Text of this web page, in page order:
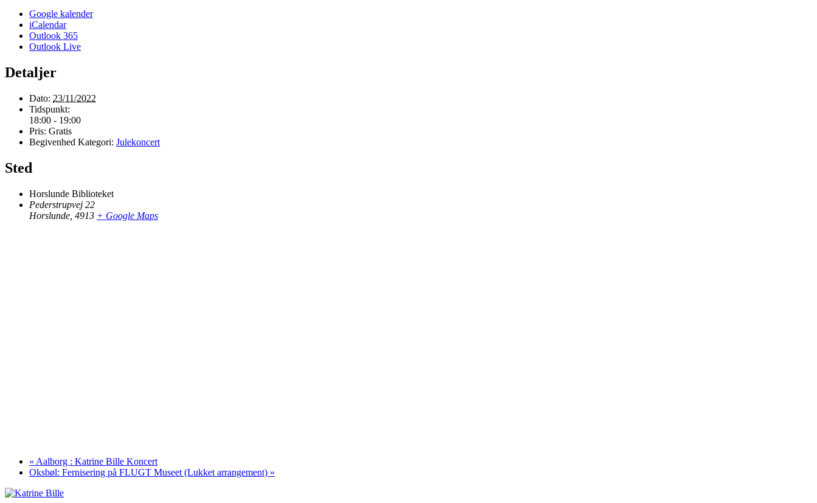
Google kalender
iCalendar
Outlook 365
Outlook Live
Detaljer
Dato: 23/11/2022
Tidspunkt:
18:00 - 19:00
Pris: Gratis
Begivenhed Kategori: Julekoncert
Sted
Horslunde Biblioteket
Pederstrupvej 22
Horslunde 4913 + Google Maps
« Aalborg : Katrine Bille Koncert
Oksbøl: Fernisering på FLUGT Museet (Lukket arrangement) »